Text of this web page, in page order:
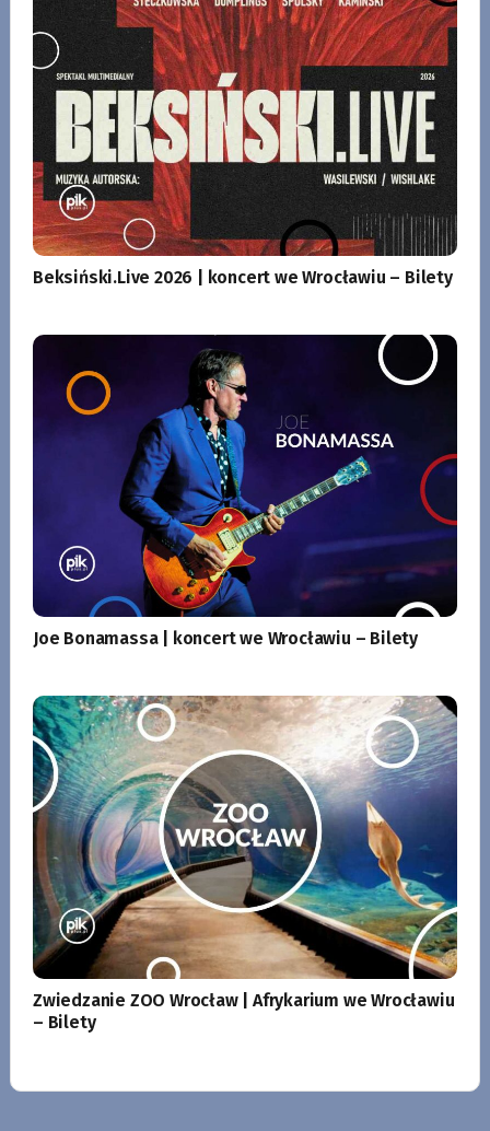
Beksiński.Live 2026 | koncert we Wrocławiu – Bilety
Joe Bonamassa | koncert we Wrocławiu – Bilety
Zwiedzanie ZOO Wrocław | Afrykarium we Wrocławiu
– Bilety